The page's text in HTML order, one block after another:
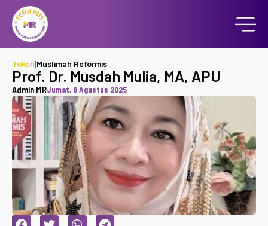
Tokoh|Muslimah Reformis
Prof. Dr. Musdah Mulia, MA, APU
Admin MRJumat, 8 Agustus 2025